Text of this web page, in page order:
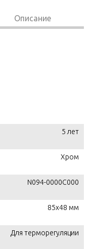
Описание
5 лет
Хром
N094-0000C000
85х48 мм
Для терморегуляции